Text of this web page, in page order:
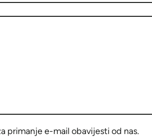
primanje e-mail obavijesti od nas.